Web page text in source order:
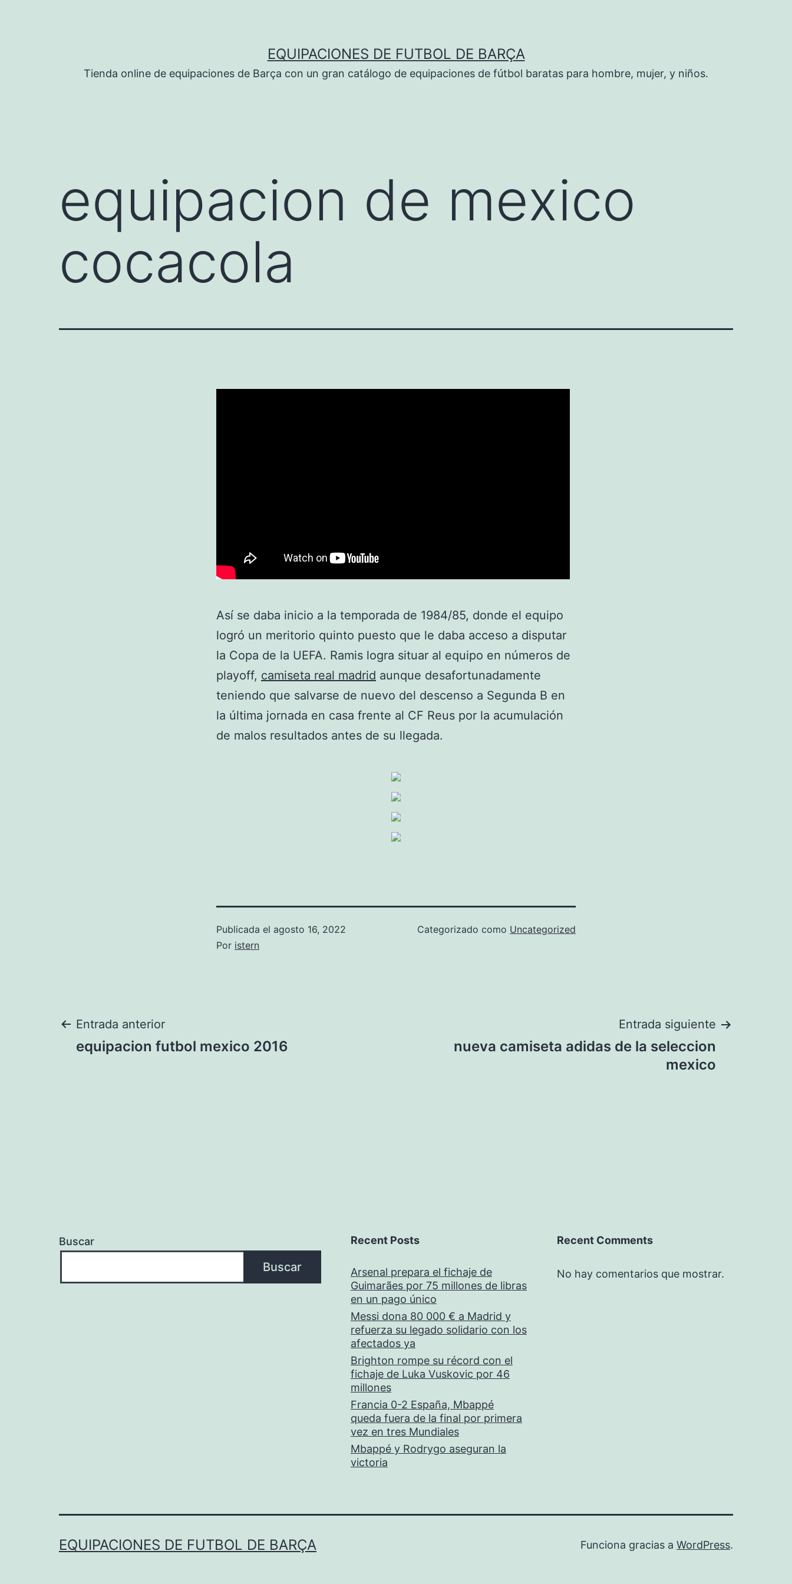
EQUIPACIONES DE FUTBOL DE BARÇA
Tienda online de equipaciones de Barça con un gran catálogo de equipaciones de fútbol baratas para hombre, mujer, y niños.
equipacion de mexico
cocacola
Así se daba inicio a la temporada de 1984/85, donde el equipo
logró un meritorio quinto puesto que le daba acceso a disputar
la Copa de la UEFA. Ramis logra situar al equipo en números de
playoff, camiseta real madrid aunque desafortunadamente
teniendo que salvarse de nuevo del descenso a Segunda B en
la última jornada en casa frente al CF Reus por la acumulación
de malos resultados antes de su llegada.
Publicada el agosto 16, 2022
Por istern
Categorizado como Uncategorized
Navegación
Entrada anterior
equipacion futbol mexico 2016
Entrada siguiente
nueva camiseta adidas de la seleccion
mexico
Buscar
Buscar
Recent Posts
Arsenal prepara el fichaje de
Guimarães por 75 millones de libras
en un pago único
Messi dona 80 000 € a Madrid y
refuerza su legado solidario con los
afectados ya
Brighton rompe su récord con el
fichaje de Luka Vuskovic por 46
millones
Francia 0-2 España, Mbappé
queda fuera de la final por primera
vez en tres Mundiales
Mbappé y Rodrygo aseguran la
victoria
Recent Comments
No hay comentarios que mostrar.
EQUIPACIONES DE FUTBOL DE BARÇA Funciona gracias a WordPress.